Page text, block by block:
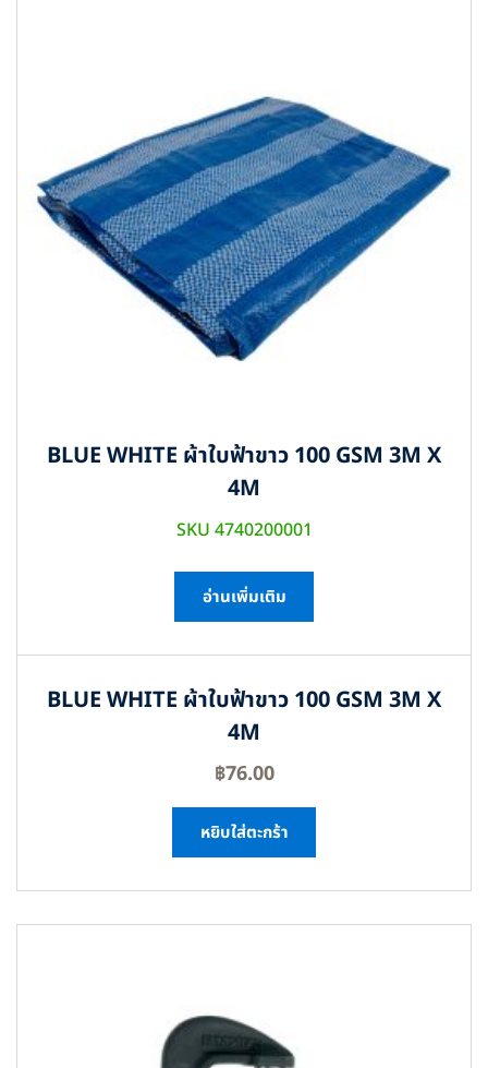
BLUE WHITE ผ้าใบฟ้าขาว 100 GSM 3M X
4M
SKU 4740200001
อ่านเพิ่มเติม
BLUE WHITE ผ้าใบฟ้าขาว 100 GSM 3M X
4M
฿76.00
หยิบใส่ตะกร้า